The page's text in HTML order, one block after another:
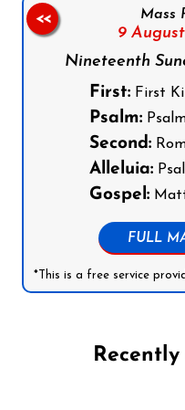
Mass
9
Nineteenth
First: First
Psalm:
Second:
Alleluia:
Gospel:
FULL
*This is a free service
<<